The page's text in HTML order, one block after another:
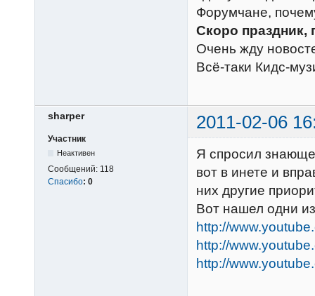
Форумчане,
Скоро праздник,
Очень жду
Всё-таки Кидс-
sharper 2011-02-06
Участник
Неактивен
Сообщений: 118
Спасибо: 0
Я спросил
вот в инете и
них другие
Вот нашел одни
http://
http://
http://